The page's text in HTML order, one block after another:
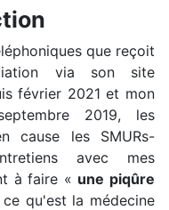
que reçoit
via son site
février 2021 et mon
2019, les
cause les SMURs-
avec mes
à faire « une piqûre
qu'est la médecine